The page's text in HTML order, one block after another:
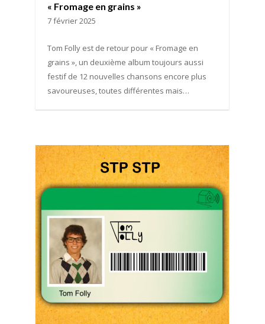
« Fromage en grains »
7 février 2025
Tom Folly est de retour pour « Fromage en
grains », un deuxième album toujours aussi
festif de 12 nouvelles chansons encore plus
savoureuses, toutes différentes mais…